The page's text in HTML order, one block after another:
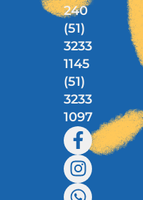
240
(51)
3233
1145
(51)
3233
1097